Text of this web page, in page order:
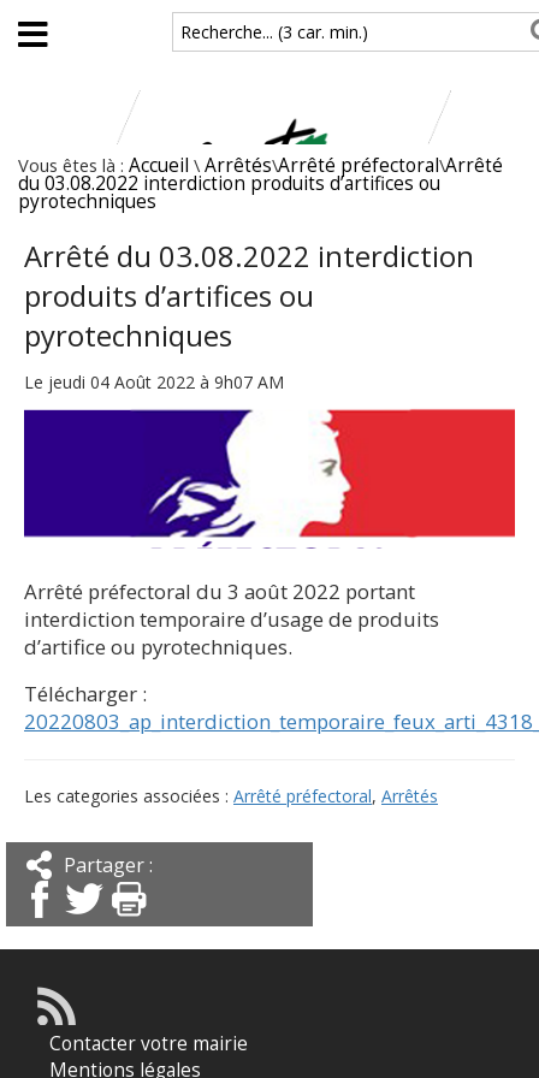
Aller au contenu principal
Recherche... (3 car. min.)
Vous êtes là : Accueil \ Arrêtés\Arrêté préfectoral\Arrêté
du 03.08.2022 interdiction produits d’artifices ou
pyrotechniques
Arrêté du 03.08.2022 interdiction
produits d’artifices ou
pyrotechniques
Le jeudi 04 Août 2022 à 9h07 AM
Arrêté préfectoral du 3 août 2022 portant
interdiction temporaire d’usage de produits
d’artifice ou pyrotechniques.
Télécharger :
Les categories associées : Arrêté préfectoral, Arrêtés
Partager :
Contacter votre mairie
Mentions légales